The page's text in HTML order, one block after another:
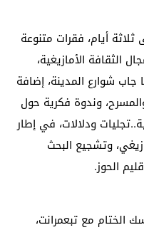
أيام، فقرات متنوعة
الأمازيغية،
جاب شوارع المدينة، إضافة
وندوة فكرية حول
ودلالات، في إطار
وتشجيع البحث
الحوز.
الختام مع تبعمرانت،